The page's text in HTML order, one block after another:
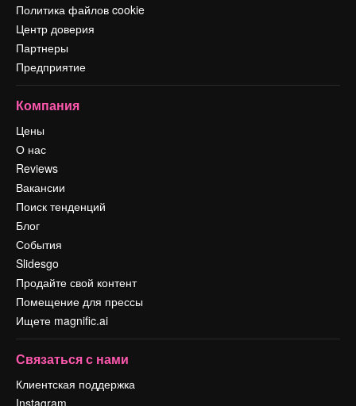
Политика файлов cookie
Центр доверия
Партнеры
Предприятие
Компания
Цены
О нас
Reviews
Вакансии
Поиск тенденций
Блог
События
Slidesgo
Продайте свой контент
Помещение для прессы
Ищете magnific.ai
Связаться с нами
Клиентская поддержка
Instagram